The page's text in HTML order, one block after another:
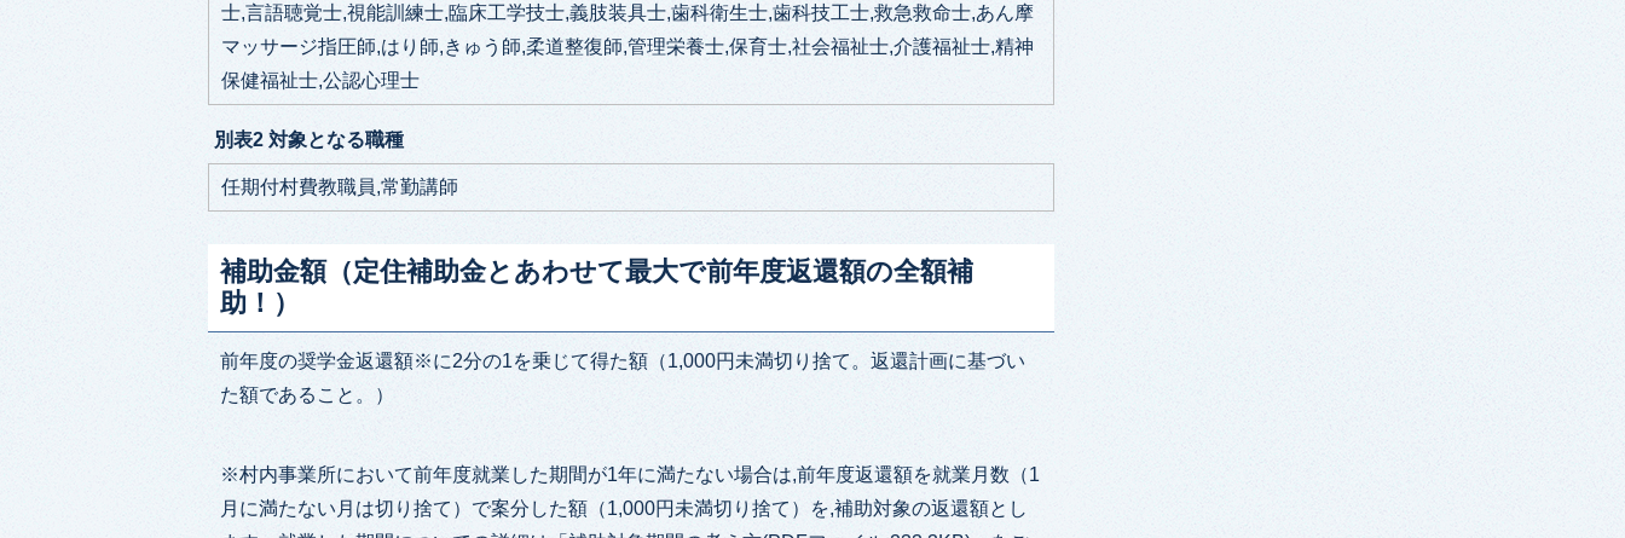
士,言語聴覚士,視能訓練士,臨床工学技士,義肢装具士,歯科衛生士,歯科技工士,救急救命士,あん摩
マッサージ指圧師,はり師,きゅう師,柔道整復師,管理栄養士,保育士,社会福祉士,介護福祉士,精神
保健福祉士,公認心理士
別表2 対象となる職種
任期付村費教職員,常勤講師
補助金額（定住補助金とあわせて最大で前年度返還額の全額補
助！）
前年度の奨学金返還額※に2分の1を乗じて得た額（1,000円未満切り捨て。返還計画に基づい
た額であること。）
※村内事業所において前年度就業した期間が1年に満たない場合は,前年度返還額を就業月数（1
月に満たない月は切り捨て）で案分した額（1,000円未満切り捨て）を,補助対象の返還額とし